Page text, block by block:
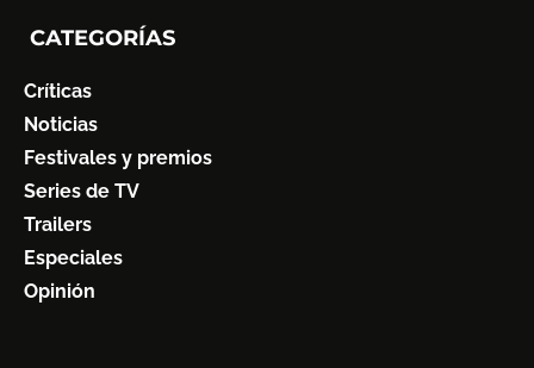
CATEGORÍAS
Críticas
Noticias
Festivales y premios
Series de TV
Trailers
Especiales
Opinión